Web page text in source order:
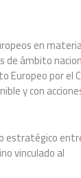
en
de ámbito
Europeo por el
y con
estratégico
vinculado al